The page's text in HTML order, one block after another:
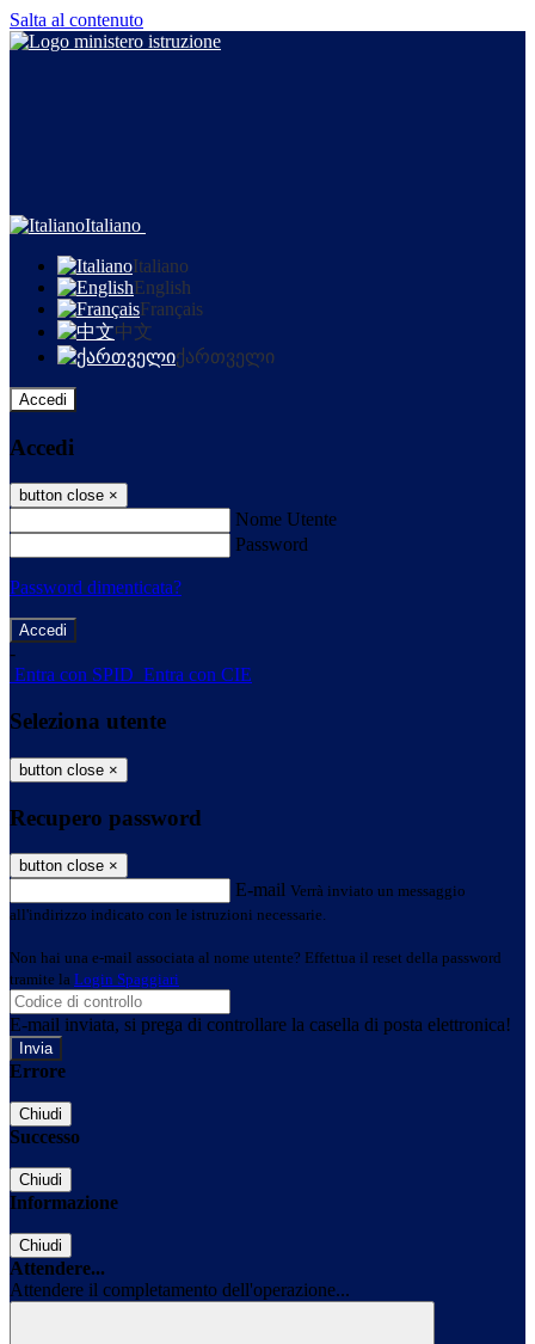
Salta al contenuto
Italiano
Italiano
English
Français
中文
ქართველი
Accedi
Accedi
button close ×
Nome Utente
Password
Password dimenticata?
-
Entra con SPID Entra con CIE
Seleziona utente
button close ×
Recupero password
button close ×
E-mail Verrà inviato un messaggio
all'indirizzo indicato con le istruzioni necessarie.
Non hai una e-mail associata al nome utente? Effettua il reset della password
tramite la Login Spaggiari
E-mail inviata, si prega di controllare la casella di posta elettronica!
Errore
Chiudi
Successo
Chiudi
Informazione
Chiudi
Attendere...
Attendere il completamento dell'operazione...